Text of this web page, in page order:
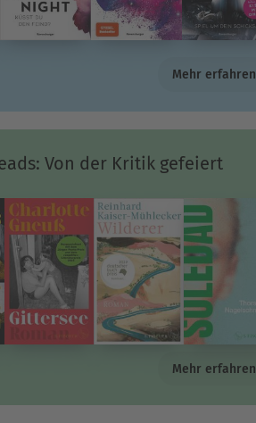
Mehr erfahren
Von der Kritik gefeiert
Mehr erfahren